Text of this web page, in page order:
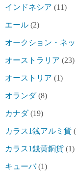
インドネシア (11)
エール (2)
オークション・ネ
オーストラリア (23)
オーストリア (1)
オランダ(8)
カナダ(19)
カラス1銭アルミ貨
カラス1銭黄銅貨 (1)
キューバ(1)